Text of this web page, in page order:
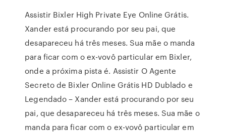
Assistir Bixler High Private Eye Online Grátis.
Xander está procurando por seu pai, que
desapareceu há três meses. Sua mãe o manda
para ficar com o ex-vovô particular em Bixler,
onde a próxima pista é. Assistir O Agente
Secreto de Bixler Online Grátis HD Dublado e
Legendado – Xander está procurando por seu
pai, que desapareceu há três meses. Sua mãe o
manda para ficar com o ex-vovô particular em